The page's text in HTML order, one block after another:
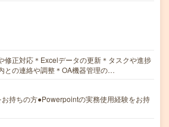
修正対応＊Excelデータの更新＊タスクや進捗
との連絡や調整＊OA機器管理の…
持ちの方●Powerpointの実務使用経験をお持